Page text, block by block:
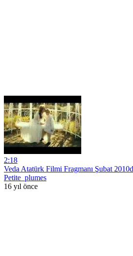
2:18
Veda Atatürk Filmi Fragmanı Şubat
Petite_plumes
16 yıl önce